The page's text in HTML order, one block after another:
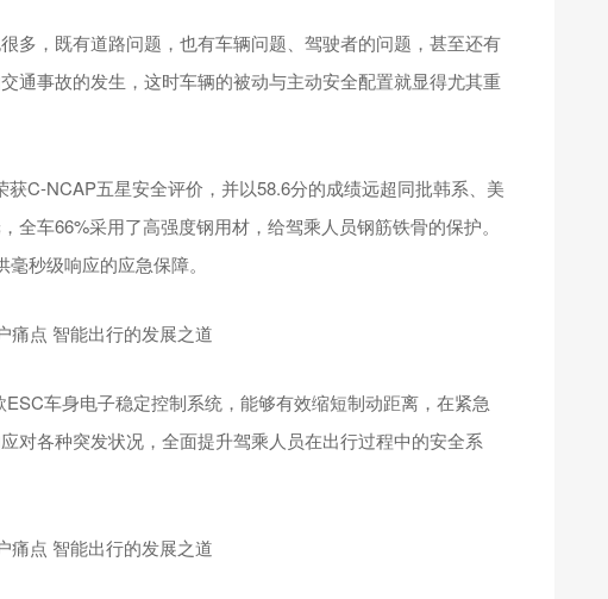
多，既有道路问题，也有车辆问题、驾驶者的问题，甚至还有
通事故的发生，这时车辆的被动与主动安全配置就显得尤其重
C-NCAP五星安全评价，并以58.6分的成绩远超同批韩系、美
全车66%采用了高强度钢用材，给驾乘人员钢筋铁骨的保护。
秒级响应的应急保障。
车身电子稳定控制系统，能够有效缩短制动距离，在紧急
对各种突发状况，全面提升驾乘人员在出行过程中的安全系